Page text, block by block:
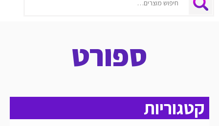
חיפוש
ספורט
קטגוריות